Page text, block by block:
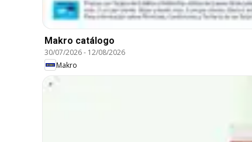
Makro catálogo
30/07/2026- 12/08/2026
Makro